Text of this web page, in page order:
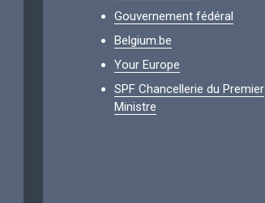
Gouvernement fédéral
Belgium.be
Your Europe
SPF Chancellerie du Premier
Ministre